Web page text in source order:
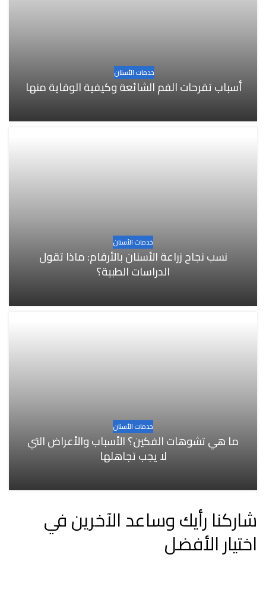
خدمات الأسنان
أسباب تقرحات الفم الشائعة وكيفية الوقاية منها
خدمات الأسنان
نسب نجاح زراعة الأسنان بالأرقام: ماذا تقول
الدراسات الطبية؟
خدمات الأسنان
ما هي تشوهات الفكين؟ الأسباب والأعراض التي
لا يجب تجاهلها
شاركنا رأيك وساعد الآخرين في
اختيار الأفضل